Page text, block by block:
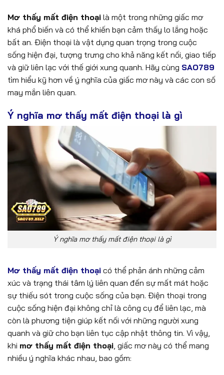
Mơ thấy mất điện thoại là một trong những giấc mơ
khá phổ biến và có thể khiến bạn cảm thấy lo lắng hoặc
bất an. Điện thoại là vật dụng quan trọng trong cuộc
sống hiện đại, tượng trưng cho khả năng kết nối, giao tiếp
và giữ liên lạc với thế giới xung quanh. Hãy cùng SAO789
tìm hiểu kỹ hơn về ý nghĩa của giấc mơ này và các con số
may mắn liên quan.
Ý nghĩa mơ thấy mất điện thoại là gì
Ý nghĩa mơ thấy mất điện thoại là gì
Mơ thấy mất điện thoại có thể phản ánh những cảm
xúc và trạng thái tâm lý liên quan đến sự mất mát hoặc
sự thiếu sót trong cuộc sống của bạn. Điện thoại trong
cuộc sống hiện đại không chỉ là công cụ để liên lạc, mà
còn là phương tiện giúp kết nối với những người xung
quanh và giữ cho bạn liên tục cập nhật thông tin. Vì vậy,
khi mơ thấy mất điện thoại , giấc mơ này có thể mang
nhiều ý nghĩa khác nhau, bao gồm: